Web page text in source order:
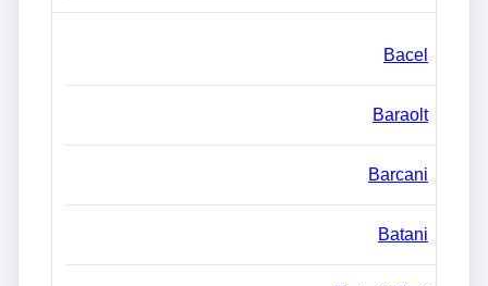
Bacel
Baraolt
Barcani
Batani